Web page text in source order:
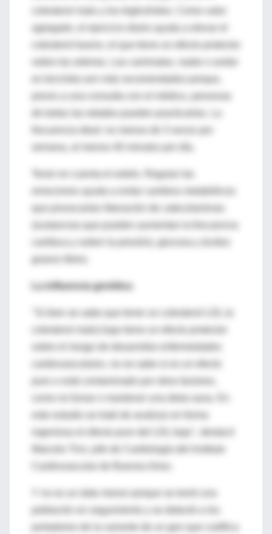
colesterol malo y los triglicéridos. Como valor
agregado, el ejercicio diario ayuda a elevar el
en bicicleta son más recomendados porque,
Tener en cuenta el estrés. Regular las
La influencia genética
sobre el riesgo de desarrollar enfermedades
ingeniosa el efecto puro del LDL bajo", destacó
Marcelo Trivi, jefe de Cardiología del Instituto
Y no es un dato menor porque se tomó una
población en seguimiento y se detectó a los
portadores de la variante de un gen que codifica